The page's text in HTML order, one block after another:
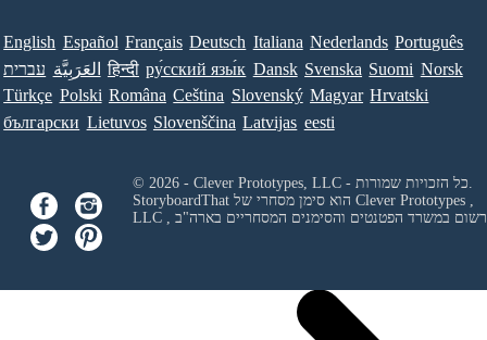
English Español Français Deutsch Italiana Nederlands Português
עברית العَرَبِيَّة हिन्दी ру́сский язы́к Dansk Svenska Suomi Norsk
Türkçe Polski Româna Ceština Slovenský Magyar Hrvatski
български Lietuvos Slovenščina Latvijas eesti
Clever Prototypes ,
LLC
ורשום במשרד הפטנטים והסימנים המסחריים בארה"ב